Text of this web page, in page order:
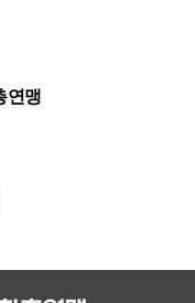
연맹